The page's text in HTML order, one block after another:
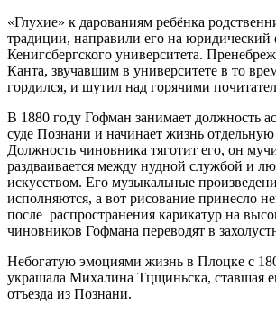
«Глухие» к дарованиям ребёнка
традиции, направили его на юридический
Кенигсбергского университета.
Канта, звучавшим в университете в то
гордился, и шутил над горячими
В 1880 году Гофман занимает должность
суде Познани и начинает жизнь отдельную
Должность чиновника тяготит его, он
раздваивается между нудной службой и
искусством. Его музыкальные
исполняются, а вот рисование принесло
после распространения карикатур на
чиновников Гофмана переводят в
Небогатую эмоциями жизнь в Плоцке с
украшала Михалина Тцщиньска, ставшая
отъезда из Познани.